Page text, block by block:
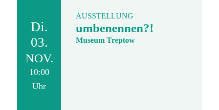
Di.
03.
NOV.
10:00
Uhr
AUSSTELLUNG
umbenennen?!
Museum Treptow